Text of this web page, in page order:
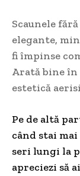
Scaunele
elegante,
fi împinse
Arată bine în
estetică
Pe de altă
când stai
seri lungi la
apreciezi să